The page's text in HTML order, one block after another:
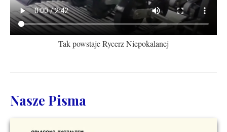
Tak powstaje Rycerz Niepokalanej
Nasze Pisma